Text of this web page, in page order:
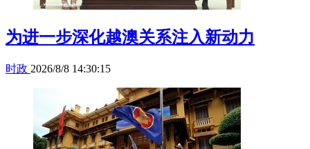
为进一步深化越澳关系注入新动力
时政 2026/8/8 14:30:15